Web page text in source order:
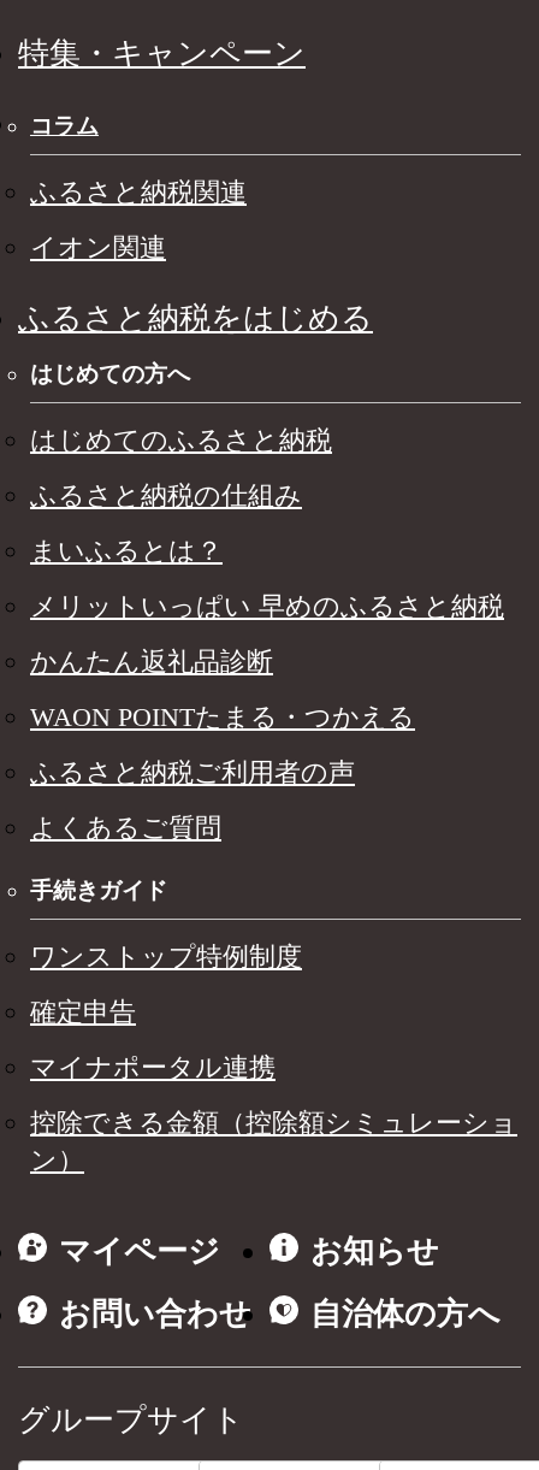
特集・キャンペーン
コラム
ふるさと納税関連
イオン関連
ふるさと納税をはじめる
はじめての方へ
はじめてのふるさと納税
ふるさと納税の仕組み
まいふるとは？
メリットいっぱい 早めのふるさと納税
かんたん返礼品診断
WAON POINTたまる・つかえる
ふるさと納税ご利用者の声
よくあるご質問
手続きガイド
ワンストップ特例制度
確定申告
マイナポータル連携
控除できる金額（控除額シミュレーショ
ン）
マイページ
お知らせ
お問い合わせ
自治体の方へ
グループサイト